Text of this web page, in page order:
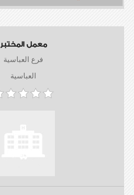
معمل المختبر
فرع العباسية
العباسية